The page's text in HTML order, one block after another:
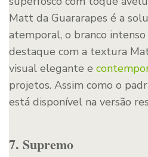
Matt da Guararapes é a
atemporal, o branco intenso
destaque com a textura
visual elegante e
projetos. Assim como o
está disponível na versão
7. Supremo